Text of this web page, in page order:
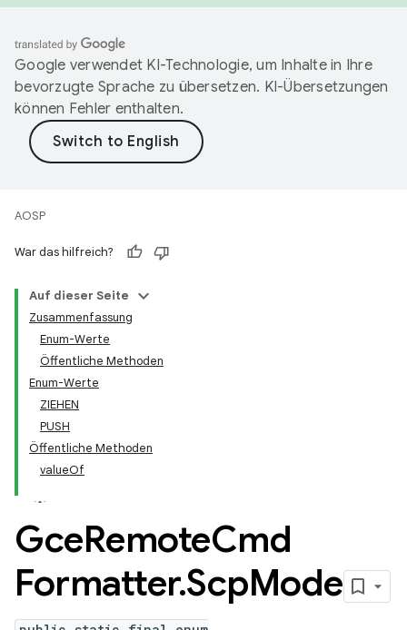
Google verwendet KI-Technologie, um Inhalte in Ihre
bevorzugte Sprache zu übersetzen. KI-Übersetzungen
können Fehler enthalten.
AOSP
War das hilfreich?
Auf dieser Seite
Zusammenfassung
Enum-Werte
Öffentliche Methoden
Enum-Werte
ZIEHEN
PUSH
Öffentliche Methoden
valueOf
GceRemoteCmd
Formatter.ScpMode